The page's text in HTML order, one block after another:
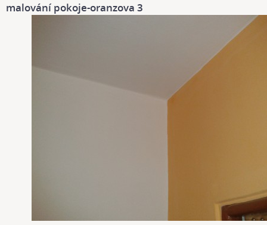
malování pokoje-oranzova 3